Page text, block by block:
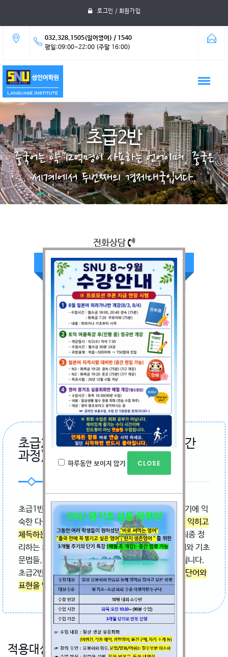
하루동안 보이지 않기
로그인 / 회원가입
032.328.1505(일어영어) / 1540
평일:09:00~22:00 (주말 16:00)
초급2반
중국어는 약 12억명이 사용하는 언어이며, 중국은
세계에서 두번째의 경제대국입니다.
전화상담
032-328-1505(일어영어)
평일 : 09:00~22:00
주말 : 09:00~16:00
온라인 상담신청
온라인 청강신청
기업체 출강상담
초급2반... (12주, 24시간~36시간
과정)
초급1반에서 기초적인 단어 암기와 기초적 문장 만들기에 익
숙한 다음,
실제로 일상 생할에서 쓰이는 기본 회화를 익히고
체득하는 클라스입니다. 초중급으로 발전하기 위해 최종 정
리하는 의미도 있으므로, 왕초보~초급에서 다른 어휘와 기초
문법들, 표현들을 재정리하고 복습하는 과정도 포함됩니다.
초급2반에서 집중적으로 노력해야 할 부분은방대한 단어와
표현을 암기하고 숙달하는 기초체력 다지기입니다.
적용대상